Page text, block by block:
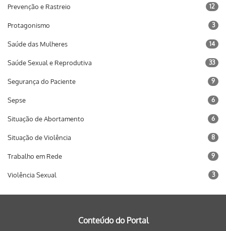
Prevenção e Rastreio 12
Protagonismo 3
Saúde das Mulheres 14
Saúde Sexual e Reprodutiva 33
Segurança do Paciente 9
Sepse 6
Situação de Abortamento 6
Situação de Violência 8
Trabalho em Rede 9
Violência Sexual 3
Conteúdo do Portal